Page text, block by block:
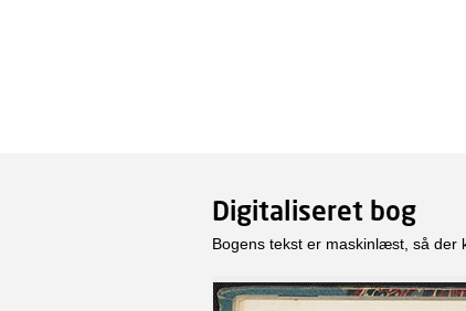
Digitaliseret bog
Bogens tekst er maskinlæst, så der